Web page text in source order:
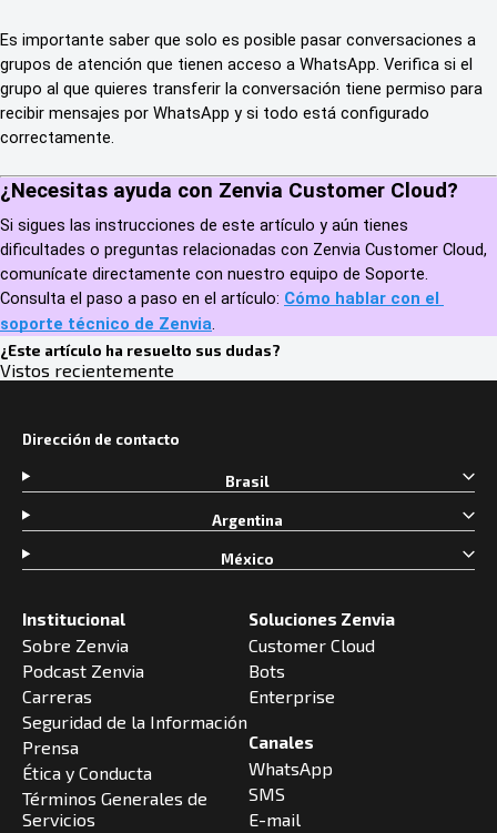
Es importante saber que solo es posible pasar conversaciones a
grupos de atención que tienen acceso a WhatsApp. Verifica si el
grupo al que quieres transferir la conversación tiene permiso para
recibir mensajes por WhatsApp y si todo está configurado
correctamente.
¿Necesitas ayuda con Zenvia Customer Cloud?
Si sigues las instrucciones de este artículo y aún tienes
dificultades o preguntas relacionadas con Zenvia Customer Cloud,
comunícate directamente con nuestro equipo de Soporte.
Consulta el paso a paso en el artículo: Cómo hablar con el
soporte técnico de Zenvia.
¿Este artículo ha resuelto sus dudas?
Vistos recientemente
Institucional
Sobre Zenvia
Podcast Zenvia
Carreras
Seguridad de la Información
Prensa
Ética y Conducta
Términos Generales de
Servicios
Soluciones Zenvia
Customer Cloud
Bots
Enterprise
Canales
WhatsApp
SMS
E-mail
Dirección de contacto
Brasil
Argentina
México